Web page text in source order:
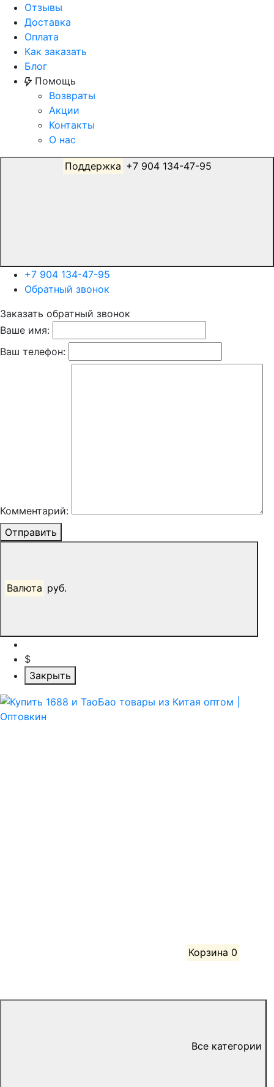
Отзывы
Доставка
Оплата
Как заказать
Блог
Помощь
Возвраты
Акции
Контакты
О нас
Поддержка
+7 904 134-47-95
Обратный звонок
Заказать обратный звонок
Ваше имя:
Ваш телефон:
Комментарий:
Отправить
Валюта руб.
$
Закрыть
Корзина 0
Все категории